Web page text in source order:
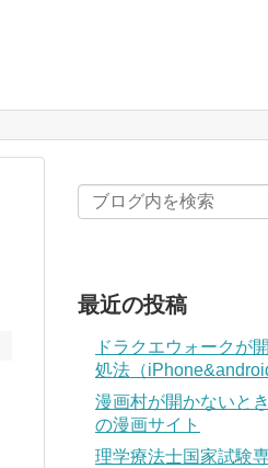
最近の投稿
ドラクエウォークが
処法（
漫画村が開かないと
の漫画サイト
理学療法士国家試験